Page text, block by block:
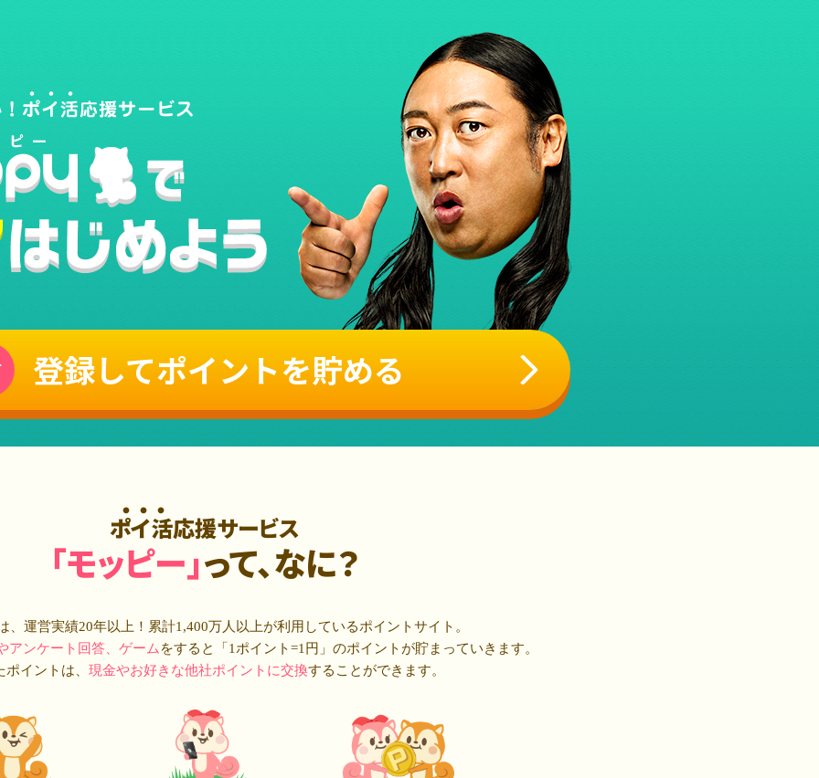
登録してポイントを貯める
ポイ活応援サービス
「モッピー」って、なに？
、運営実績20年以上！累計1,400万人 以上が利用しているポイントサイト。
アンケート回答、ゲーム をすると「1ポイント=1円」のポイントが貯まっていきます。
ポイントは、 現金やお好きな他社ポイントに交換することができます。